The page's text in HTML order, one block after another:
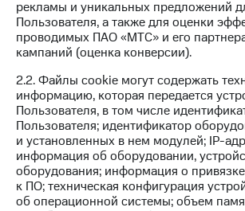
Безопасность
Финансы
Детям
и родителям
Здоровье
и фитнес
Приложения
от МТС
Гудок
Мой
МТС
Все
приложения
Инвестиции
Получайте
доход
онлайн
рекламы и уникальных предложений
Пользователя, а также для оценки
проводимых ПАО «МТС» и его
кампаний (оценка конверсии).
2.2. Файлы cookie могут содержать
информацию, которая передается
Пользователя, в том числе
Пользователя; идентификатор
и установленных в нем модулей; IP-
информация об оборудовании,
оборудования; информация о
к ПО; техническая конфигурация
об операционной системы; объем